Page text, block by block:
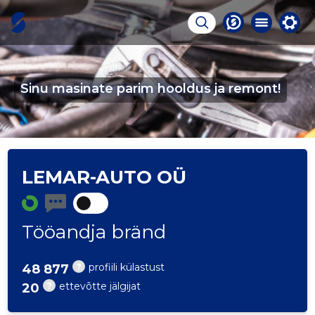
Sinu masinate parim hooldus ja remont!
LEMAR-AUTO OÜ
Tööandja bränd
? profiili külastust
48 877
? ettevõtte jälgijat
20